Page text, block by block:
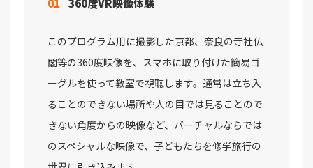
01 360度VR映像体験
このプログラム用に撮影した京都、奈良の寺社仏
閣等の360度映像を、スマホに取り付けた簡易ゴ
ーグルを使って教室で視聴します。通常は立ち入
ることのできない場所や人の目では見ることので
きない角度からの映像など、バーチャルならでは
のスペシャルな映像で、子どもたちを修学旅行の